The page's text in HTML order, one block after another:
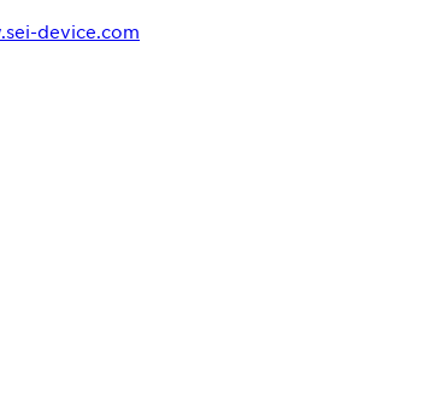
device.com